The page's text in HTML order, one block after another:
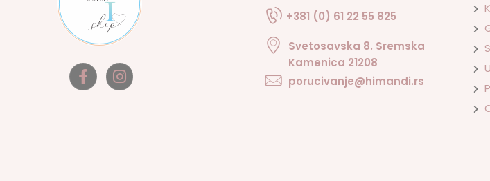
+381 (0) 61 22 55 825
Svetosavska 8. Sremska
Kamenica 21208
porucivanje@himandi.rs